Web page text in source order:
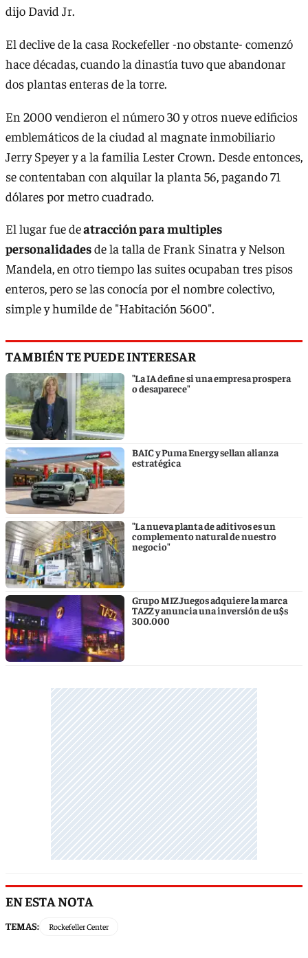
dijo David Jr.
El declive de la casa Rockefeller -no obstante- comenzó
hace décadas, cuando la dinastía tuvo que abandonar
dos plantas enteras de la torre.
En 2000 vendieron el número 30 y otros nueve edificios
emblemáticos de la ciudad al magnate inmobiliario
Jerry Speyer y a la familia Lester Crown. Desde entonces,
se contentaban con alquilar la planta 56, pagando 71
dólares por metro cuadrado.
El lugar fue deatracción para multiples
personalidadesde la talla de Frank Sinatra y Nelson
Mandela, en otro tiempo las suites ocupaban tres pisos
enteros, pero se las conocía por el nombre colectivo,
simple y humilde de "Habitación 5600".
TAMBIÉN TE PUEDE INTERESAR
"La IA define si una empresa prospera
o desaparece"
BAIC y Puma Energy sellan alianza
estratégica
"La nueva planta de aditivos es un
complemento natural de nuestro
negocio"
Grupo MIZ Juegos adquiere la marca
TAZZ y anuncia una inversión de u$s
300.000
EN ESTA NOTA
TEMAS: Rockefeller Center